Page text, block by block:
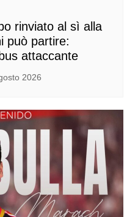
rinviato al sì alla
può partire:
attaccante
2026